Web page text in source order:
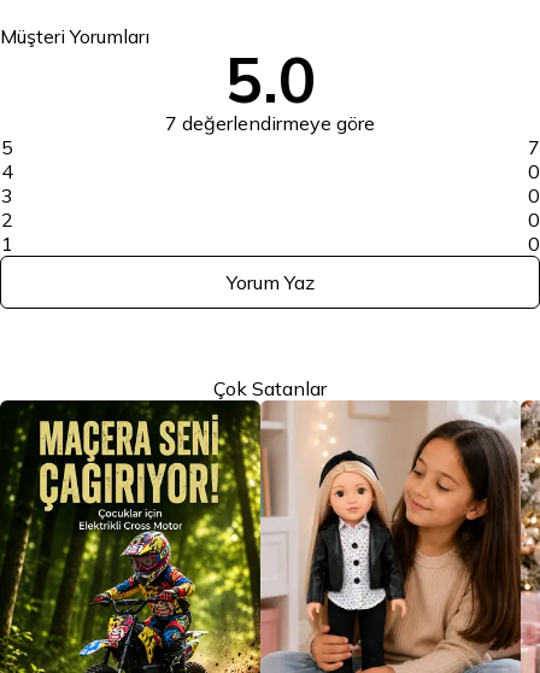
Müşteri Yorumları
5.0
7 değerlendirmeye göre
5
7
4
0
3
0
2
0
1
0
Yorum Yaz
Çok Satanlar